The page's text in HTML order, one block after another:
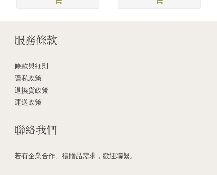
服務條款
條款與細則
隱私政策
退換貨政策
運送政策
聯絡我們
若有企業合作、禮贈品需求，歡迎聯繫。